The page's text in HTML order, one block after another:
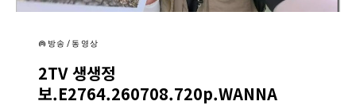
방송/동영상
2TV 생생정
보.E2764.260708.720p.WANNA